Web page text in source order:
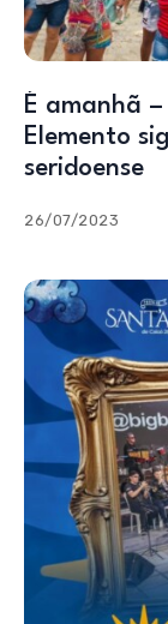
É amanhã –
Elemento
seridoense
26/07/2023